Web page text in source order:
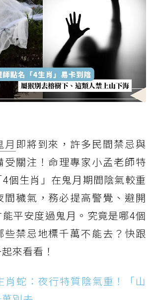
月 即將到來，許多民間禁忌與
受關注！命理專家小孟老師特
個生肖」在鬼月期間陰氣較重
間穢氣，務必提高警覺、避開
平安度過鬼月。究竟是哪4個
些禁忌地標千萬不能去？快跟
來看看！
肖蛇：夜行特質陰氣重！「山